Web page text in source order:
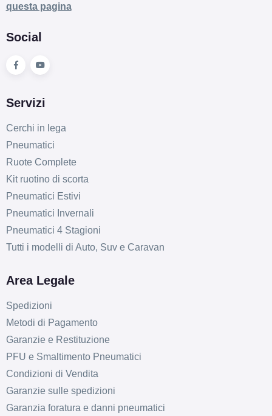
questa pagina
Social
Servizi
Cerchi in lega
Pneumatici
Ruote Complete
Kit ruotino di scorta
Pneumatici Estivi
Pneumatici Invernali
Pneumatici 4 Stagioni
Tutti i modelli di Auto, Suv e Caravan
Area Legale
Spedizioni
Metodi di Pagamento
Garanzie e Restituzione
PFU e Smaltimento Pneumatici
Condizioni di Vendita
Garanzie sulle spedizioni
Garanzia foratura e danni pneumatici